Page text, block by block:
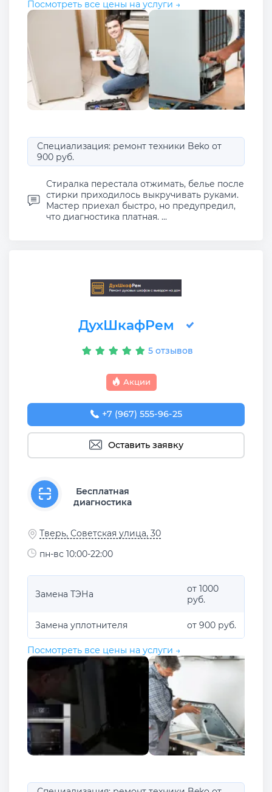
Посмотреть все цены на услуги →
Специализация: ремонт техники Beko от
900 руб.
Стиралка перестала отжимать, белье после
стирки приходилось выкручивать руками.
Мастер приехал быстро, но предупредил,
что диагностика платная. ...
ДухШкафРем
5 отзывов
Акции
+7 (967) 555-96-25
Оставить заявку
Бесплатная
диагностика
Тверь, Советская улица, 30
пн-вс 10:00-22:00
Замена ТЭНа
от 1000
руб.
Замена уплотнителя от 900 руб.
Посмотреть все цены на услуги →